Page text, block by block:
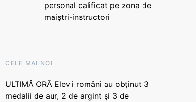
personal calificat pe zona de
maiștri-instructori
CELE MAI NOI
ULTIMĂ ORĂ Elevii români au obținut 3
medalii de aur, 2 de argint și 3 de